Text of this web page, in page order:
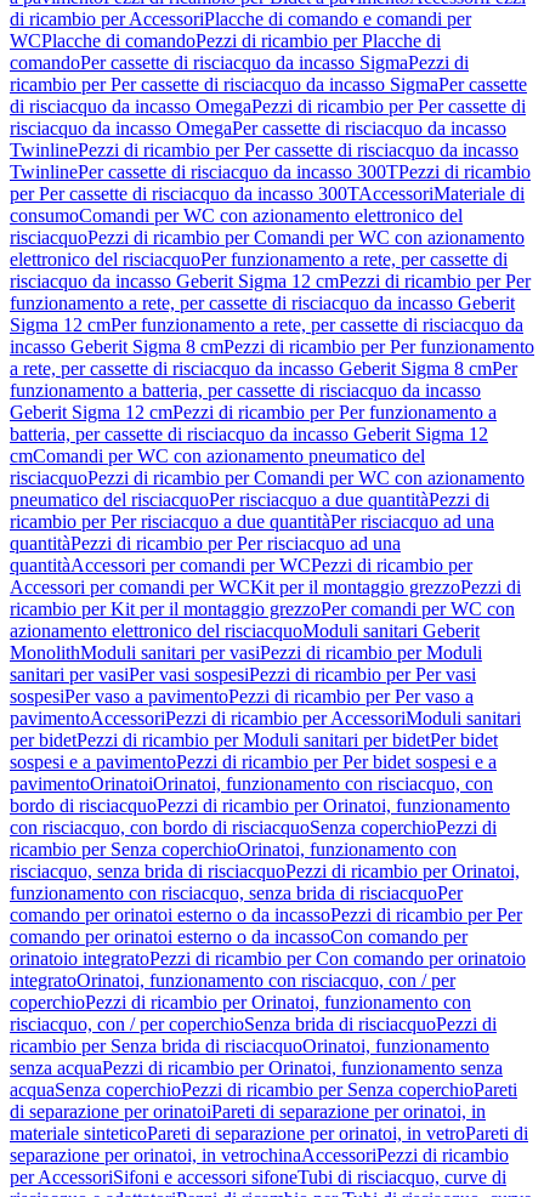
di ricambio per AccessoriPlacche di comando e comandi per
WCPlacche di comandoPezzi di ricambio per Placche di
comandoPer cassette di risciacquo da incasso SigmaPezzi di
ricambio per Per cassette di risciacquo da incasso SigmaPer cassette
di risciacquo da incasso OmegaPezzi di ricambio per Per cassette di
risciacquo da incasso OmegaPer cassette di risciacquo da incasso
TwinlinePezzi di ricambio per Per cassette di risciacquo da incasso
TwinlinePer cassette di risciacquo da incasso 300TPezzi di ricambio
per Per cassette di risciacquo da incasso 300TAccessoriMateriale di
consumoComandi per WC con azionamento elettronico del
risciacquoPezzi di ricambio per Comandi per WC con azionamento
elettronico del risciacquoPer funzionamento a rete, per cassette di
risciacquo da incasso Geberit Sigma 12 cmPezzi di ricambio per Per
funzionamento a rete, per cassette di risciacquo da incasso Geberit
Sigma 12 cmPer funzionamento a rete, per cassette di risciacquo da
incasso Geberit Sigma 8 cmPezzi di ricambio per Per funzionamento
a rete, per cassette di risciacquo da incasso Geberit Sigma 8 cmPer
funzionamento a batteria, per cassette di risciacquo da incasso
Geberit Sigma 12 cmPezzi di ricambio per Per funzionamento a
batteria, per cassette di risciacquo da incasso Geberit Sigma 12
cmComandi per WC con azionamento pneumatico del
risciacquoPezzi di ricambio per Comandi per WC con azionamento
pneumatico del risciacquoPer risciacquo a due quantitàPezzi di
ricambio per Per risciacquo a due quantitàPer risciacquo ad una
quantitàPezzi di ricambio per Per risciacquo ad una
quantitàAccessori per comandi per WCPezzi di ricambio per
Accessori per comandi per WCKit per il montaggio grezzoPezzi di
ricambio per Kit per il montaggio grezzoPer comandi per WC con
azionamento elettronico del risciacquoModuli sanitari Geberit
MonolithModuli sanitari per vasiPezzi di ricambio per Moduli
sanitari per vasiPer vasi sospesiPezzi di ricambio per Per vasi
sospesiPer vaso a pavimentoPezzi di ricambio per Per vaso a
pavimentoAccessoriPezzi di ricambio per AccessoriModuli sanitari
per bidetPezzi di ricambio per Moduli sanitari per bidetPer bidet
sospesi e a pavimentoPezzi di ricambio per Per bidet sospesi e a
pavimentoOrinatoiOrinatoi, funzionamento con risciacquo, con
bordo di risciacquoPezzi di ricambio per Orinatoi, funzionamento
con risciacquo, con bordo di risciacquoSenza coperchioPezzi di
ricambio per Senza coperchioOrinatoi, funzionamento con
risciacquo, senza brida di risciacquoPezzi di ricambio per Orinatoi,
funzionamento con risciacquo, senza brida di risciacquoPer
comando per orinatoi esterno o da incassoPezzi di ricambio per Per
comando per orinatoi esterno o da incassoCon comando per
orinatoio integratoPezzi di ricambio per Con comando per orinatoio
integratoOrinatoi, funzionamento con risciacquo, con / per
coperchioPezzi di ricambio per Orinatoi, funzionamento con
risciacquo, con / per coperchioSenza brida di risciacquoPezzi di
ricambio per Senza brida di risciacquoOrinatoi, funzionamento
senza acquaPezzi di ricambio per Orinatoi, funzionamento senza
acquaSenza coperchioPezzi di ricambio per Senza coperchioPareti
di separazione per orinatoiPareti di separazione per orinatoi, in
materiale sinteticoPareti di separazione per orinatoi, in vetroPareti di
separazione per orinatoi, in vetrochinaAccessoriPezzi di ricambio
per AccessoriSifoni e accessori sifoneTubi di risciacquo, curve di